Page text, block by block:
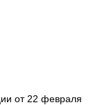
от 22 февраля